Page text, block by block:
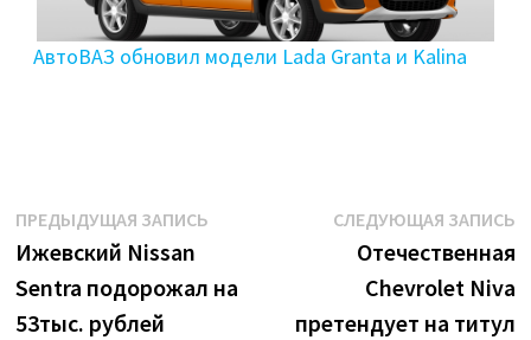
АвтоВАЗ обновил модели Lada Granta и Kalina
Навигация
по
записям
ПРЕДЫДУЩАЯ ЗАПИСЬПредыдущая
Ижевский Nissan
Sentra подорожал на
53тыс. рублей
СЛЕДУЮЩАЯ ЗАПИСЬ
Отечественная
Chevrolet Niva
претендует на титул